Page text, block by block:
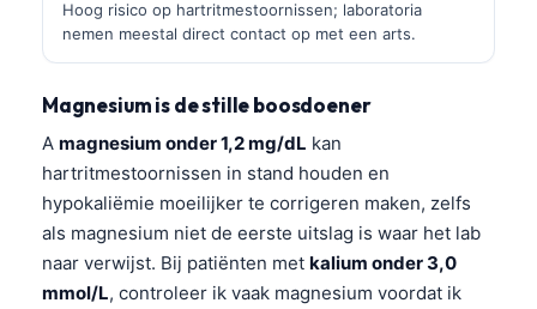
Hoog risico op hartritmestoornissen; laboratoria
nemen meestal direct contact op met een arts.
Magnesium is de stille boosdoener
A magnesium onder 1,2 mg/dL kan
hartritmestoornissen in stand houden en
hypokaliëmie moeilijker te corrigeren maken, zelfs
als magnesium niet de eerste uitslag is waar het lab
naar verwijst. Bij patiënten met kalium onder 3,0
mmol/L, controleer ik vaak magnesium voordat ik